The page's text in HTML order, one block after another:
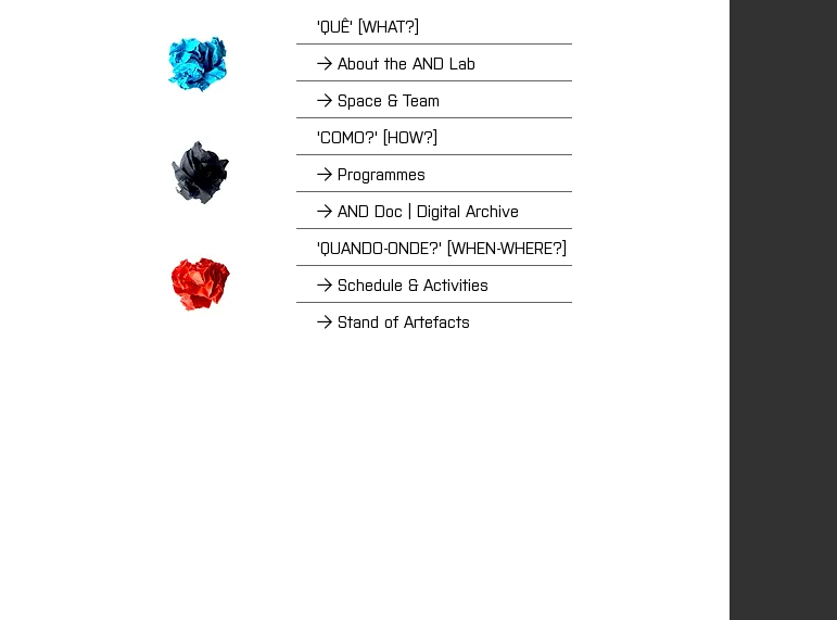
'QUÊ' [WHAT?]
→ About the AND Lab
→ Space & Team
'COMO?' [HOW?]
→ Programmes
→ AND Doc | Digital Archive
'QUANDO-ONDE?' [WHEN-WHERE?]
→ Schedule & Activities
→ Stand of Artefacts